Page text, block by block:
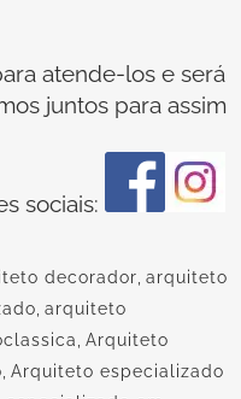
atende-los e será
juntos para assim
sociais:
decorador, arquiteto
, arquiteto
, Arquiteto
, Arquiteto especializado